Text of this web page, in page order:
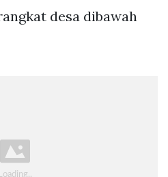
desa dibawah